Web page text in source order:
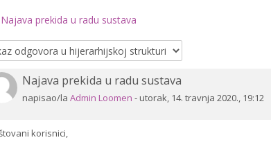
prekida u radu sustava
Najava prekida u radu sustava
napisao/laAdmin Loomen - utorak, 14. travnja 2020., 19:12
Broj
odgovora:
korisnici,